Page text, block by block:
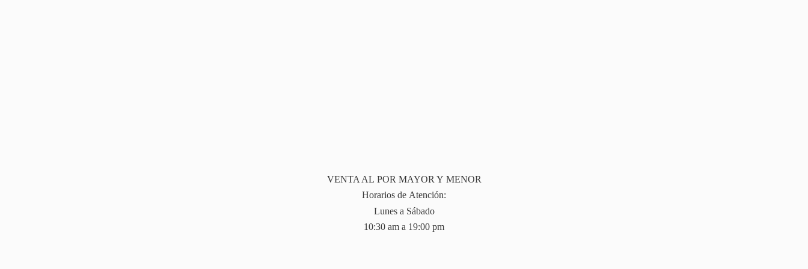
VENTA AL POR MAYOR Y MENOR
Horarios de Atención:
Lunes a Sábado
10:30 am a 19:00 pm